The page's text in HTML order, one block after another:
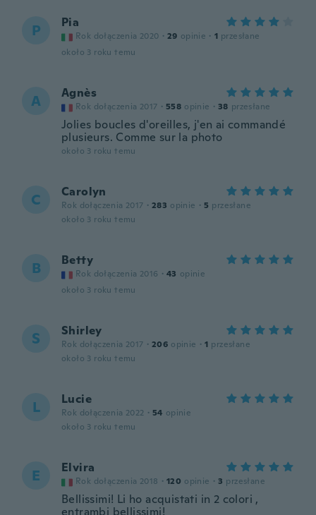
P Pia
Rok dołączenia 2020 · 29 opinie · 1 przesłane
około 3 roku temu
A Agnès
Rok dołączenia 2017 · 558 opinie · 38 przesłane
Jolies boucles d'oreilles, j'en ai commandé
plusieurs. Comme sur la photo
około 3 roku temu
C Carolyn
Rok dołączenia 2017 · 283 opinie · 5 przesłane
około 3 roku temu
B Betty
Rok dołączenia 2016 · 43 opinie
około 3 roku temu
S Shirley
Rok dołączenia 2017 · 206 opinie · 1 przesłane
około 3 roku temu
L Lucie
Rok dołączenia 2022 · 54 opinie
około 3 roku temu
E Elvira
Rok dołączenia 2018 · 120 opinie · 3 przesłane
Bellissimi! Li ho acquistati in 2 colori ,
entrambi bellissimi!